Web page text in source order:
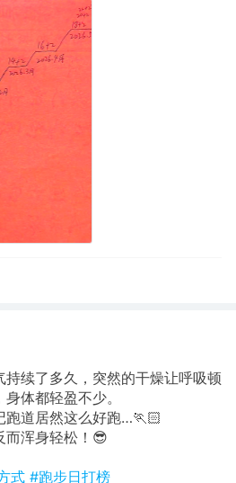
续了多久，突然的干燥让呼吸顿
体都轻盈不少。
跑道居然这么好跑…🏃🏻
而浑身轻松！😎
式 #跑步日打榜